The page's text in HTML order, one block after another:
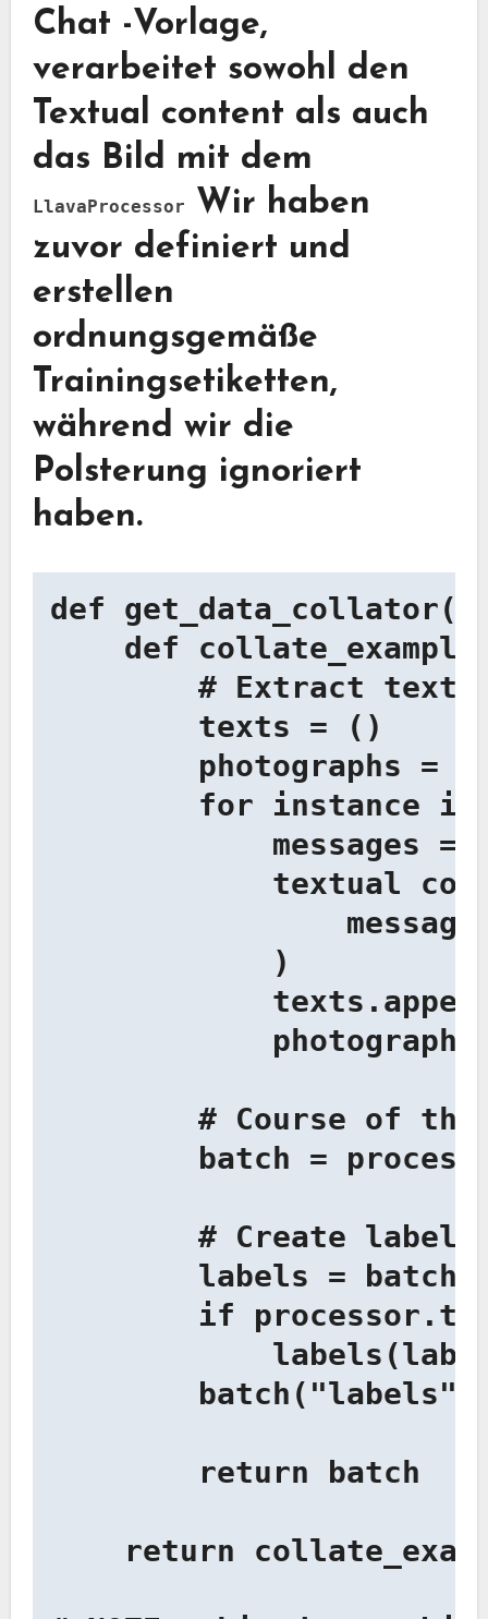
Chat -Vorlage,
verarbeitet sowohl den
Textual content als auch
das Bild mit dem
LlavaProcessor
Wir haben
zuvor definiert und
erstellen
ordnungsgemäße
Trainingsetiketten,
während wir die
Polsterung ignoriert
haben.
def
def
# Extract
        texts = ()
photographs =
for instance in
messages =
textual
            )
# Course of
batch =
        # Create labels
labels =
if
batch("labels")
        return batch
return